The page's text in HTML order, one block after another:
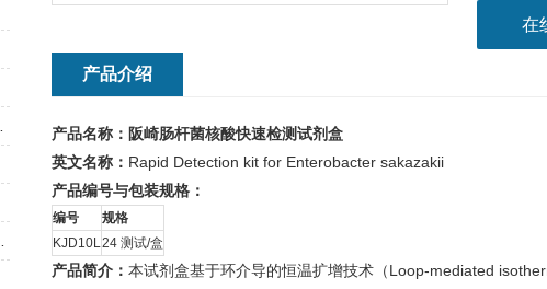
在
产品介绍
产品名称：阪崎肠杆菌核酸快速检测试剂盒
英文名称： Rapid Detection kit for Enterobacter sakazakii
产品编号与包装规格：
编号
规格
KJD10L24 测试/盒
产品简介： 本试剂盒基于环介导的恒温扩增技术（Loop-mediated